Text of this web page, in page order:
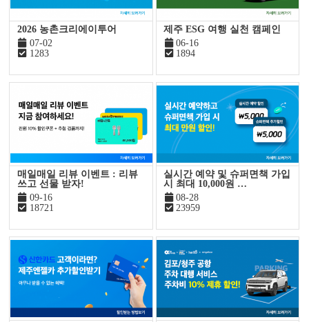
2026 농촌크리에이투어
07-02
1283
제주 ESG 여행 실천 캠페인
06-16
1894
매일매일 리뷰 이벤트 : 리뷰
쓰고 선물 받자!
09-16
18721
실시간 예약 및 슈퍼면책 가입
시 최대 10,000원 …
08-28
23959